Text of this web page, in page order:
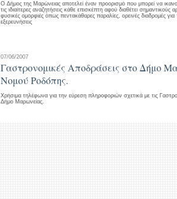
Ο Δήμος της Μαρώνειας αποτελεί έναν προορισμό που μπορεί να
τις ιδιαίτερες αναζητήσεις κάθε επισκέπτη αφού διαθέτει σημαντικούς
φυσικές ομορφιές όπως πεντακάθαρες παραλίες, ορεινές διαδρομές για
εξερευνήσεις
07/06/2007
Γαστρονομικές Αποδράσεις στο Δήμο
Νομού Ροδόπης.
Χρήσιμα τηλέφωνα για την εύρεση πληροφοριών σχετικά με τις
Δήμο Μαρωνείας.